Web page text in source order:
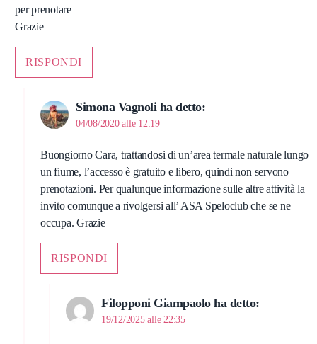
per prenotare
Grazie
RISPONDI
Simona Vagnoli ha detto:
04/08/2020 alle 12:19
Buongiorno Cara, trattandosi di un’area termale naturale lungo
un fiume, l’accesso è gratuito e libero, quindi non servono
prenotazioni. Per qualunque informazione sulle altre attività la
invito comunque a rivolgersi all’ ASA Speloclub che se ne
occupa. Grazie
RISPONDI
Filopponi Giampaolo ha detto:
19/12/2025 alle 22:35